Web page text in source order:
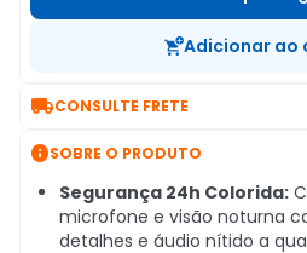
Adicionar ao
CONSULTE FRETE
SOBRE O PRODUTO
Segurança 24h Colorida:
microfone e visão noturna
detalhes e áudio nítido a